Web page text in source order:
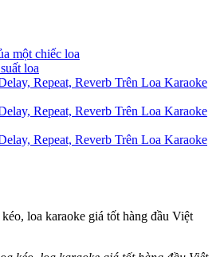
một chiếc loa
loa
Repeat, Reverb Trên Loa Karaoke
Repeat, Reverb Trên Loa Karaoke
Repeat, Reverb Trên Loa Karaoke
loa karaoke giá tốt hàng đầu Việt